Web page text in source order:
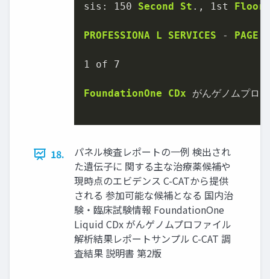
sis:
150 Second St ., 1st Floor
PROFESSIONA L SERVICES - PAGE
1 of 7
FoundationOne CDx がんゲノムプロ
18.
パネル検査レポートの一例 検出され
た遺伝子に 関する主な治療薬候補や
現時点のエビデンス C-CATから提供
される 参加可能な候補となる 国内治
験・臨床試験情報 FoundationOne
Liquid CDx がんゲノムプロファイル
解析結果レポートサンプル C-CAT 調
査結果 説明書 第2版